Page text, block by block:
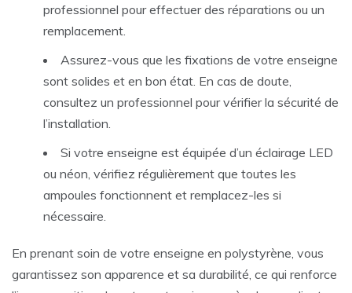
professionnel pour effectuer des réparations ou un
remplacement.
Assurez-vous que les fixations de votre enseigne
sont solides et en bon état. En cas de doute,
consultez un professionnel pour vérifier la sécurité de
l’installation.
Si votre enseigne est équipée d’un éclairage LED
ou néon, vérifiez régulièrement que toutes les
ampoules fonctionnent et remplacez-les si
nécessaire.
En prenant soin de votre enseigne en polystyrène, vous
garantissez son apparence et sa durabilité, ce qui renforce